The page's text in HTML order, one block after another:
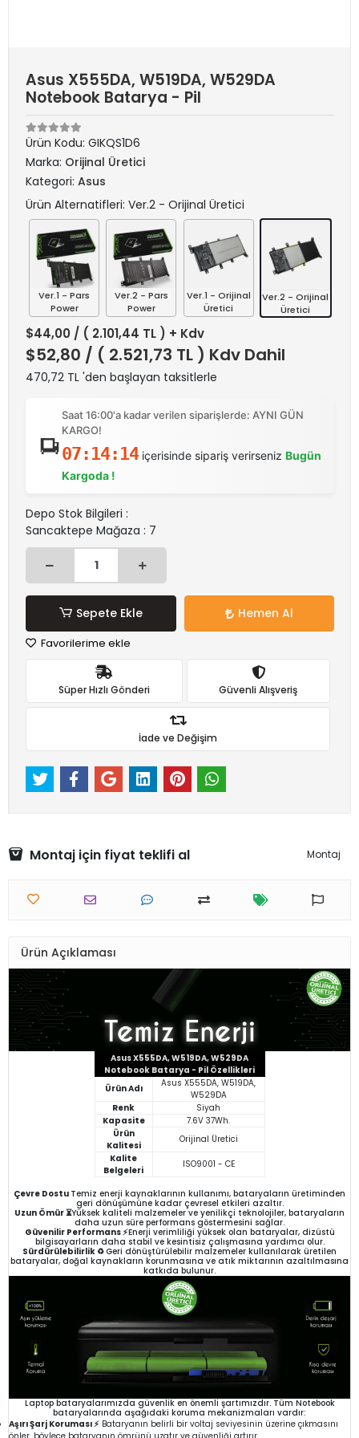
Asus X555DA, W519DA, W529DA
Notebook Batarya - Pil
Ürün Kodu: GIKQS1D6
Marka: Orijinal Üretici
Kategori: Asus
Ürün Alternatifleri: Ver.2 - Orijinal Üretici
Ver.1 - Pars
Power
Ver.2 - Pars
Power
Ver.1 - Orijinal
Üretici
Ver.2 - Orijinal
Üretici
$44,00 / ( 2.101,44 TL ) + Kdv
$52,80 / ( 2.521,73 TL ) Kdv Dahil
470,72 TL 'den başlayan taksitlerle
Saat 16:00'a kadar verilen siparişlerde: AYNI GÜN
KARGO!
07:14:14içerisinde sipariş verirseniz Bugün
Kargoda !
Depo Stok Bilgileri :
Sancaktepe Mağaza : 7
Sepete Ekle Hemen Al
Favorilerime ekle
Süper Hızlı Gönderi Güvenli Alışveriş
İade ve Değişim
Montaj için fiyat teklifi al Montaj
Ürün Açıklaması
Asus X555DA, W519DA, W529DA
Notebook Batarya - Pil Özellikleri
Ürün Adı
Asus X555DA, W519DA,
W529DA
Renk
Siyah
Kapasite
7.6V 37Wh.
Ürün
Kalitesi
Orijinal Üretici
Kalite
Belgeleri
ISO9001 - CE
Çevre Dostu Temiz enerji kaynaklarının kullanımı, bataryaların üretiminden
geri dönüşümüne kadar çevresel etkileri azaltır.
Uzun Ömür ⏳Yüksek kaliteli malzemeler ve yenilikçi teknolojiler, bataryaların
daha uzun süre performans göstermesini sağlar.
Güvenilir Performans ⚡Enerji verimliliği yüksek olan bataryalar, dizüstü
bilgisayarların daha stabil ve kesintisiz çalışmasına yardımcı olur.
Sürdürülebilirlik ♻️Geri dönüştürülebilir malzemeler kullanılarak üretilen
bataryalar, doğal kaynakların korunmasına ve atık miktarının azaltılmasına
katkıda bulunur.
Laptop bataryalarımızda güvenlik en önemli şartımızdır. Tüm Notebook
bataryalarında aşağıdaki koruma mekanizmaları vardır:
Aşırı Şarj Koruması ⚡ Bataryanın belirli bir voltaj seviyesinin üzerine çıkmasını